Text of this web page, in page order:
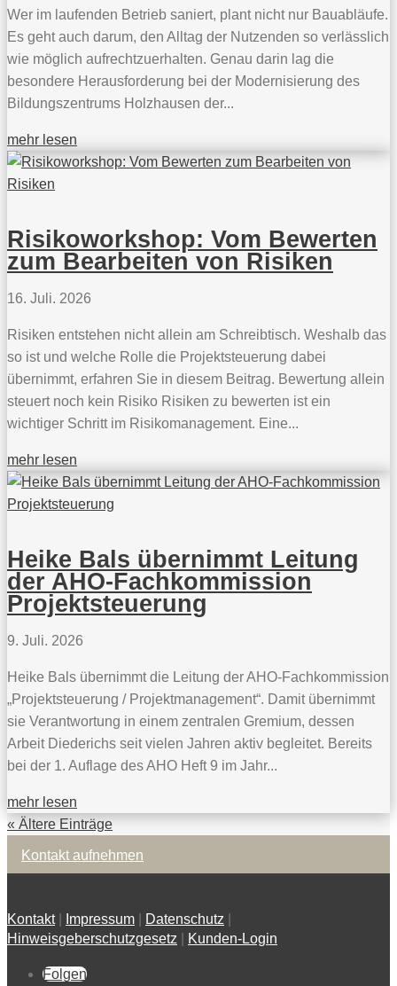
Wer im laufenden Betrieb saniert, plant nicht nur Bauabläufe.
Es geht auch darum, den Alltag der Nutzenden so verlässlich
wie möglich aufrechtzuerhalten. Genau darin lag die
besondere Herausforderung bei der Modernisierung des
Bildungszentrums Holzhausen der...
mehr lesen
Risikoworkshop: Vom Bewerten
zum Bearbeiten von Risiken
16. Juli. 2026
Risiken entstehen nicht allein am Schreibtisch. Weshalb das
so ist und welche Rolle die Projektsteuerung dabei
übernimmt, erfahren Sie in diesem Beitrag. Bewertung allein
steuert noch kein Risiko Risiken zu bewerten ist ein
wichtiger Schritt im Risikomanagement. Eine...
mehr lesen
Heike Bals übernimmt Leitung
der AHO-Fachkommission
Projektsteuerung
9. Juli. 2026
Heike Bals übernimmt die Leitung der AHO-Fachkommission
„Projektsteuerung / Projektmanagement“. Damit übernimmt
sie Verantwortung in einem zentralen Gremium, dessen
Arbeit Diederichs seit vielen Jahren aktiv begleitet. Bereits
bei der 1. Auflage des AHO Heft 9 im Jahr...
mehr lesen
« Ältere Einträge
Kontakt aufnehmen
Kontakt| Impressum Datenschutz
Hinweisgeberschutzgesetz
Kunden-Login
Folgen